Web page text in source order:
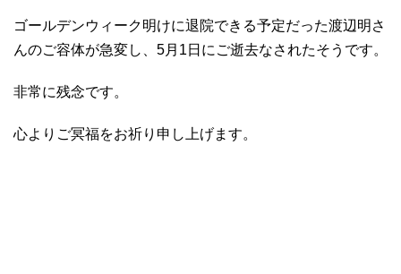
ゴールデンウィーク明けに退院できる予定だった渡辺明さ
んのご容体が急変し、5月1日にご逝去なされたそうです。
非常に残念です。
心よりご冥福をお祈り申し上げます。